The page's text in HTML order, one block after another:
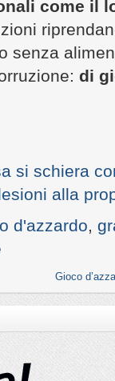
come il
senza
di
si schiera
alla
d'azzardo,
Gioco